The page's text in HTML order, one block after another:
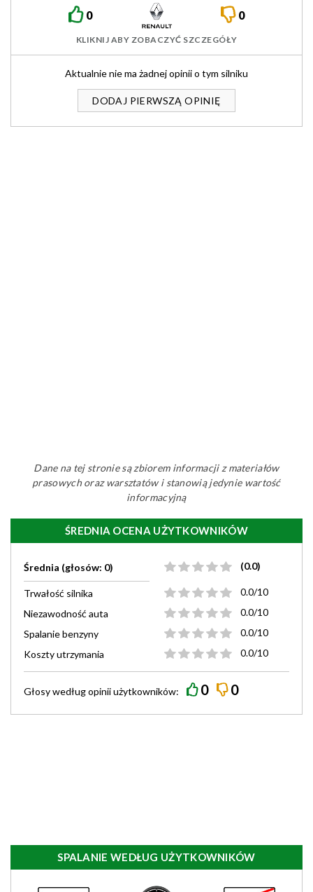
0 0
KLIKNIJ ABY ZOBACZYĆ SZCZEGÓŁY
Aktualnie nie ma żadnej opinii o tym silniku
DODAJ PIERWSZĄ OPINIĘ
Dane na tej stronie są zbiorem informacji z materiałów
prasowych oraz warsztatów i stanowią jedynie wartość
informacyjną
ŚREDNIA OCENA UŻYTKOWNIKÓW
Średnia (głosów: 0) (0.0)
Trwałość silnika
0.0/10
Niezawodność auta
0.0/10
Spalanie benzyny
0.0/10
Koszty utrzymania
0.0/10
Głosy wedługopiniiużytkowników: 0 0
SPALANIE WEDŁUG UŻYTKOWNIKÓW